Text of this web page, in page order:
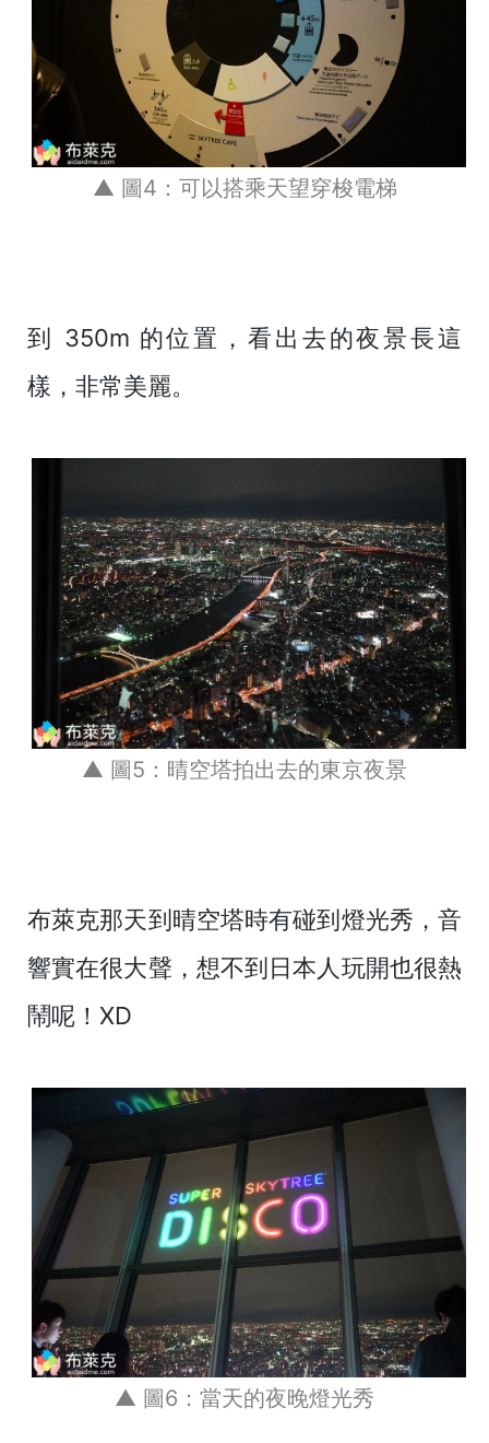
▲ 圖4：可以搭乘天望穿梭電梯
到 350m 的位置，看出去的夜景長這
樣，非常美麗。
▲ 圖5：晴空塔拍出去的東京夜景
布萊克那天到晴空塔時有碰到燈光秀，音
響實在很大聲，想不到日本人玩開也很熱
鬧呢！XD
▲ 圖6：當天的夜晚燈光秀